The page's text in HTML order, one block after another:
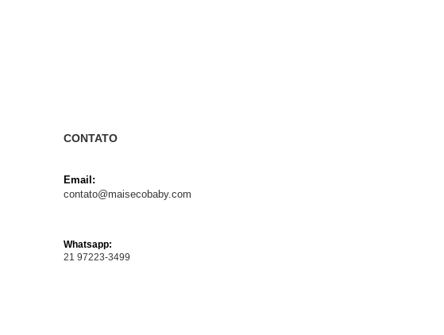
CONTATO
Email:
contato@maisecobaby.com
Whatsapp:
21 97223-3499